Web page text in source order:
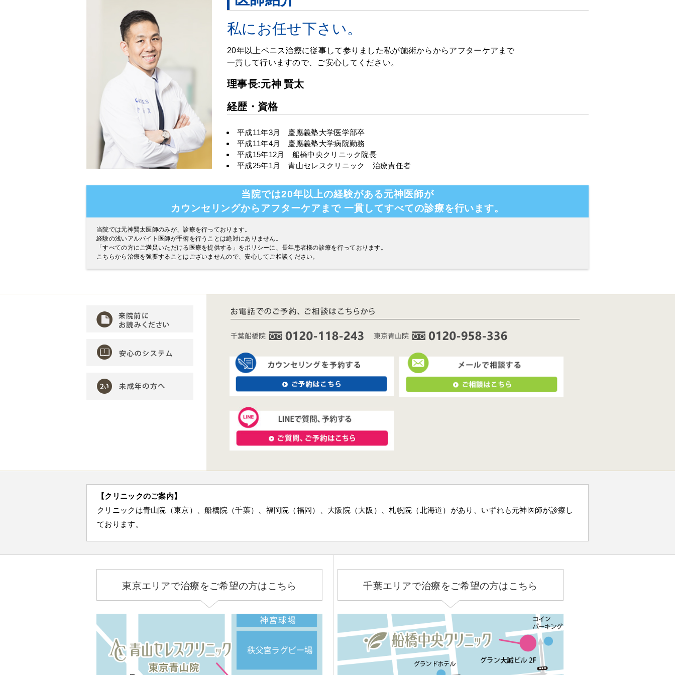
私にお任せ下さい。
20年以上ペニス治療に従事して参りました私が施術からからアフターケアまで
一貫して行いますので、ご安心してください。
理事長:元神 賢太
経歴・資格
平成11年3月 慶應義塾大学医学部卒
平成11年4月 慶應義塾大学病院勤務
平成15年12月 船橋中央クリニック院長
平成25年1月 青山セレスクリニック 治療責任者
当院では20年以上の経験がある元神医師が
カウンセリングからアフターケアまで 一貫してすべての診療を行います。
当院では元神賢太医師のみが、診療を行っております。
経験の浅いアルバイト医師が手術を行うことは絶対にありません。
「すべての方にご満足いただける医療を提供する」をポリシーに、長年患者様の診療を行っております。
こちらから治療を強要することはございませんので、安心してご相談ください。
【クリニックのご案内】
クリニックは青山院（東京）、船橋院（千葉）、福岡院（福岡）、大阪院（大阪）、札幌院（北海道）があり、いずれも元神医師が診療し
ております。
東京エリアで治療をご希望の方はこちら 千葉エリアで治療をご希望の方はこちら